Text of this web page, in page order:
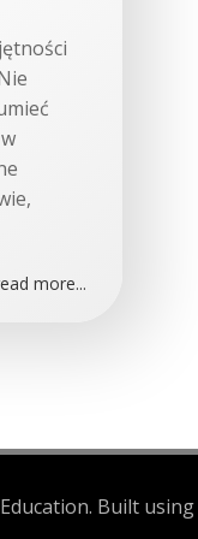
more...
Built